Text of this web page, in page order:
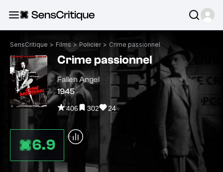
SensCritique > Films > Policier > Crime passionnel
Crime passionnel
Fallen Angel
1945
406 302 24
6.9